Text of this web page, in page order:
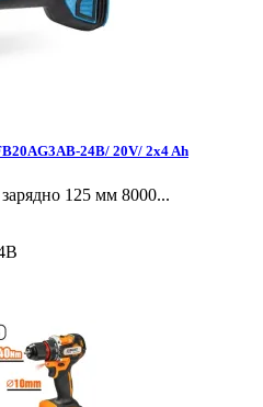
24B/ 20V/ 2x4 Ah
125 мм 8000...